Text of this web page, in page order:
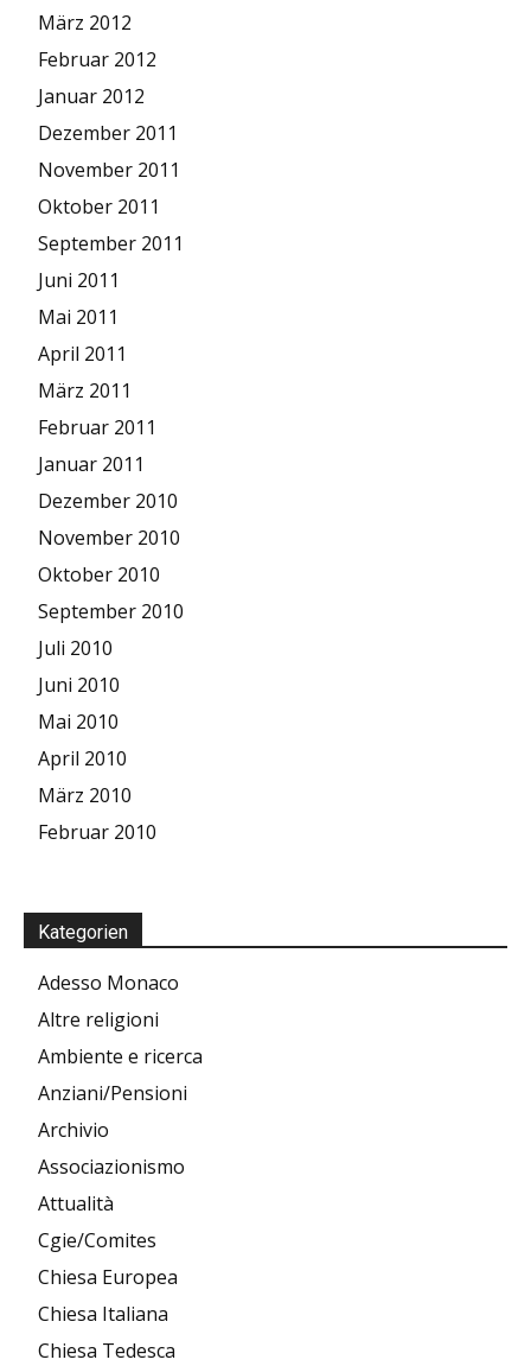
März 2012
Februar 2012
Januar 2012
Dezember 2011
November 2011
Oktober 2011
September 2011
Juni 2011
Mai 2011
April 2011
März 2011
Februar 2011
Januar 2011
Dezember 2010
November 2010
Oktober 2010
September 2010
Juli 2010
Juni 2010
Mai 2010
April 2010
März 2010
Februar 2010
Kategorien
Adesso Monaco
Altre religioni
Ambiente e ricerca
Anziani/Pensioni
Archivio
Associazionismo
Attualità
Cgie/Comites
Chiesa Europea
Chiesa Italiana
Chiesa Tedesca